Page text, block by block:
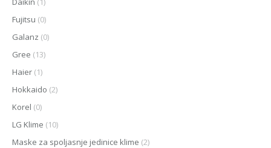
Fujitsu (0)
Galanz (0)
Gree (13)
Haier (1)
Hokkaido (2)
Korel (0)
LG Klime (10)
Maske za spoljasnje jedinice klime (2)